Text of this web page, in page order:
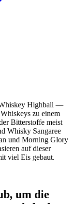
Whiskey Highball —
zu einem
Bitterstoffe meist
Whisky Sangaree
und Morning Glory
auf dieser
viel Eis gebaut.
um die